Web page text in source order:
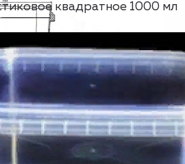
квадратное 1000 мл